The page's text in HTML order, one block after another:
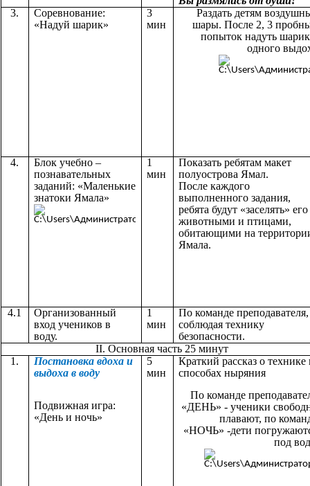
3.
Соревнование:
«Надуй шарик»
3
мин
Раздать детям
шары. После 2, 3
попыток надуть
одного
4.
Блок учебно –
познавательных
заданий: «Маленькие
знатоки Ямала»
1
мин
Показать ребятам макет
полуострова Ямал.
После каждого
выполненного задания,
ребята будут «заселять» его
животными и птицами,
обитающими на
Ямала.
4.1
Организованный
вход учеников в
воду.
1
мин
По команде преподавателя,
соблюдая технику
безопасности.
II. Основная часть 25 минут
1.
Постановка вдоха и
выдоха в воду
Подвижная игра:
«День и ночь»
5
мин
Краткий рассказ о технике
способах ныряния
По команде
«ДЕНЬ» - ученики
плавают, по
«НОЧЬ» -дети
под